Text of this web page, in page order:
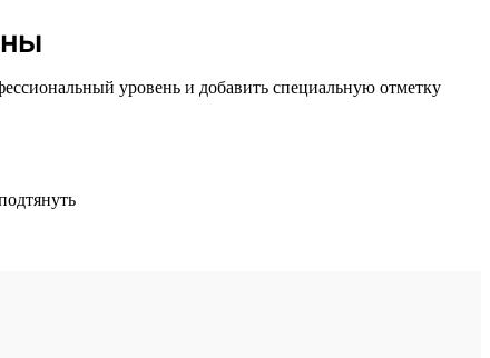
уровень и добавить специальную отметку